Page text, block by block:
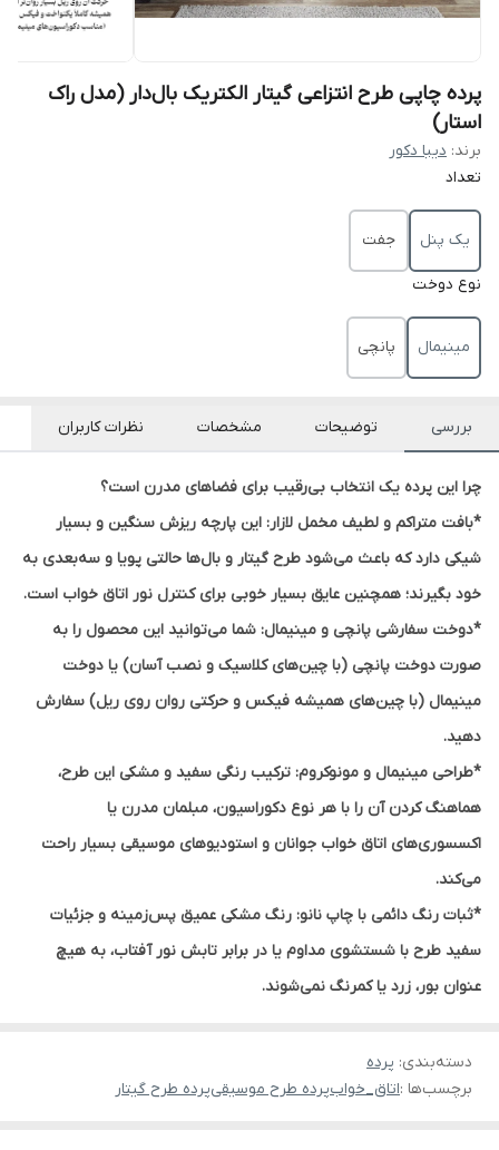
پرده چاپی طرح انتزاعی گیتار الکتریک بال‌دار (مدل راک
استار)
برند: دیبا دکور
تعداد
یک پنل جفت
نوع دوخت
مینیمال پانچی
بررسی توضیحات مشخصات نظرات کاربران
چرا این پرده یک انتخاب بی‌رقیب برای فضاهای مدرن است؟
*بافت متراکم و لطیف مخمل لازار: این پارچه ریزش سنگین و بسیار
شیکی دارد که باعث می‌شود طرح گیتار و بال‌ها حالتی پویا و سه‌بعدی به
خود بگیرند؛ همچنین عایق بسیار خوبی برای کنترل نور اتاق خواب است.
*دوخت سفارشی پانچی و مینیمال: شما می‌توانید این محصول را به
صورت دوخت پانچی (با چین‌های کلاسیک و نصب آسان) یا دوخت
مینیمال (با چین‌های همیشه فیکس و حرکتی روان روی ریل) سفارش
دهید.
*طراحی مینیمال و مونوکروم: ترکیب رنگی سفید و مشکی این طرح،
هماهنگ کردن آن را با هر نوع دکوراسیون، مبلمان مدرن یا
اکسسوری‌های اتاق خواب جوانان و استودیوهای موسیقی بسیار راحت
می‌کند.
*ثبات رنگ دائمی با چاپ نانو: رنگ مشکی عمیق پس‌زمینه و جزئیات
سفید طرح با شستشوی مداوم یا در برابر تابش نور آفتاب، به هیچ
عنوان بور، زرد یا کمرنگ نمی‌شوند.
دسته‌بندی: پرده
برچسب‌ها :اتاق_خوابپرده طرح موسیقیپرده طرح گیتار